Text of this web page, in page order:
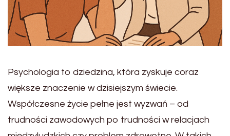
Psychologia to dziedzina, która zyskuje coraz
większe znaczenie w dzisiejszym świecie.
Współczesne życie pełne jest wyzwań – od
trudności zawodowych po trudności w relacjach